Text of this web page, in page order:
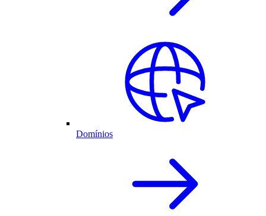
Domínios